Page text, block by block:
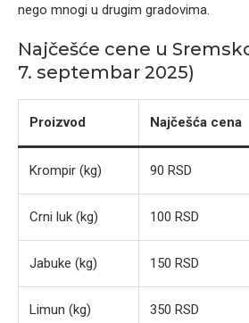
nego mnogi u drugim gradovima.
Najčešće cene u
7. septembar 2025)
Proizvod Najčešća cena
Krompir (kg) 90 RSD
Crni luk (kg) 100 RSD
Jabuke (kg) 150 RSD
Limun (kg) 350 RSD